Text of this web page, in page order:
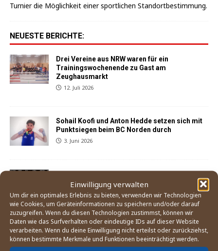
Einwilligung verwalten
Um dir ein optimales Erlebnis zu bieten, verwenden wir Technologien
wie Cookies, um Geräteinformationen zu speichern und/oder darauf
zuzugreifen. Wenn du diesen Technologien zustimmst, können wir
Daten wie das Surfverhalten oder eindeutige IDs auf dieser Website
verarbeiten. Wenn du deine Einwilligung nicht erteilst oder zurückziehst,
können bestimmte Merkmale und Funktionen beeinträchtigt werden.
Tur­nier die Mög­lich­keit einer sport­li­chen Standortbestimmung.
NEUESTE BERICHTE:
Drei Vereine aus NRW waren für ein
Trainingswochenende zu Gast am
Zeughausmarkt
12. Juli 2026
Sohail Koofi und Anton Hedde setzen sich mit
Punktsiegen beim BC Norden durch
3. Juni 2026
Spielen 2028 in Los Angeles
21. Mai 2026
England Boxing betrachtet Mitgliedsverband
»East Midland« als gescheitert
25. April 2026